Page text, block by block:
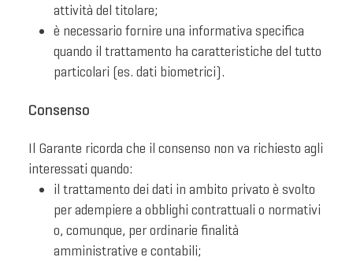
attività del titolare;
è necessario fornire una informativa specifica
quando il trattamento ha caratteristiche del tutto
particolari (es. dati biometrici).
Consenso
Il Garante ricorda che il consenso non va richiesto agli
interessati quando:
il trattamento dei dati in ambito privato è svolto
per adempiere a obblighi contrattuali o normativi
o, comunque, per ordinarie finalità
amministrative e contabili;